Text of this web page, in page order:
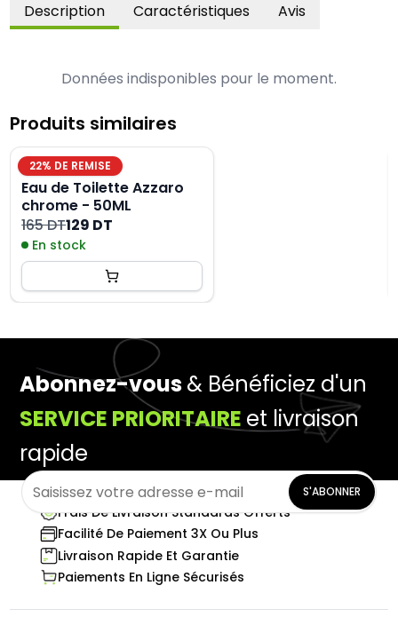
Description Caractéristiques Avis
Données indisponibles pour le moment.
Produits similaires
22% DE REMISE
Eau de Toilette Azzaro
chrome - 50ML
165 DT129 DT
En stock
Abonnez-vous& Bénéficiez d'un
SERVICE PRIORITAIRE et livraison
rapide
S'ABONNER
Frais De Livraison Standards Offerts
Facilité De Paiement 3X Ou Plus
Livraison Rapide Et Garantie
Paiements En Ligne Sécurisés